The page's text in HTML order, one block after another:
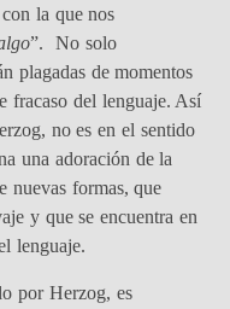
la que nos
”. No solo
plagadas de momentos
fracaso del lenguaje. Así
no es en el sentido
una adoración de la
nuevas formas, que
y que se encuentra en
lenguaje.
por Herzog, es